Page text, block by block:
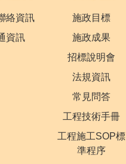
絡資訊
資訊
施政目標
施政成果
招標說明會
法規資訊
常見問答
工程技術手冊
工程施工SOP標
準程序